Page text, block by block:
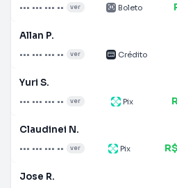
••• ••• ••• •• ver Boleto
Allan P.
••• ••• ••• •• ver Crédito
Yuri S.
••• ••• ••• •• ver Pix
Claudinei N.
••• ••• ••• •• ver Pix
Jose R.